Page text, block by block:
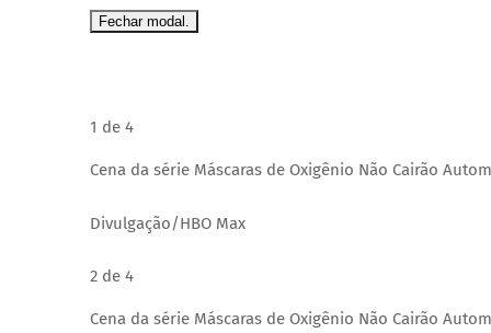
Fechar modal.
1 de 4
Cena da série Máscaras de Oxigênio Não Cairão
Divulgação/HBO Max
2 de 4
Cena da série Máscaras de Oxigênio Não Cairão